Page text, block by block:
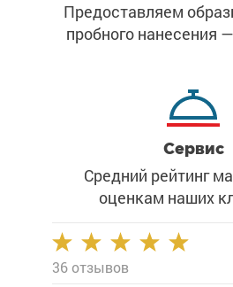
Предоставляем
пробного нанесения
Сервис
Средний рейтинг
оценкам наших
36 отзывов